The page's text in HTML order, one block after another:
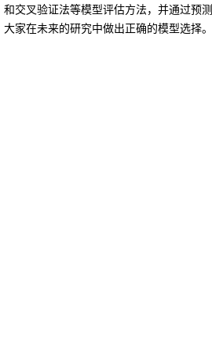
和交叉验证法等模型评估方法，并通过预
大家在未来的研究中做出正确的模型选择。